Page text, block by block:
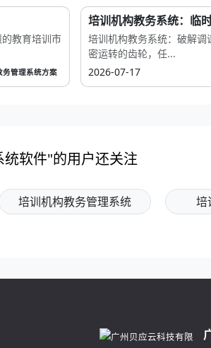
教育培训市
务管理系统方案
培训机构教务系统：临
培训机构教务系统：破解
密运转的齿轮，任...
2026-07-17
软件"的用户还关注
培训机构教务管理系统 培